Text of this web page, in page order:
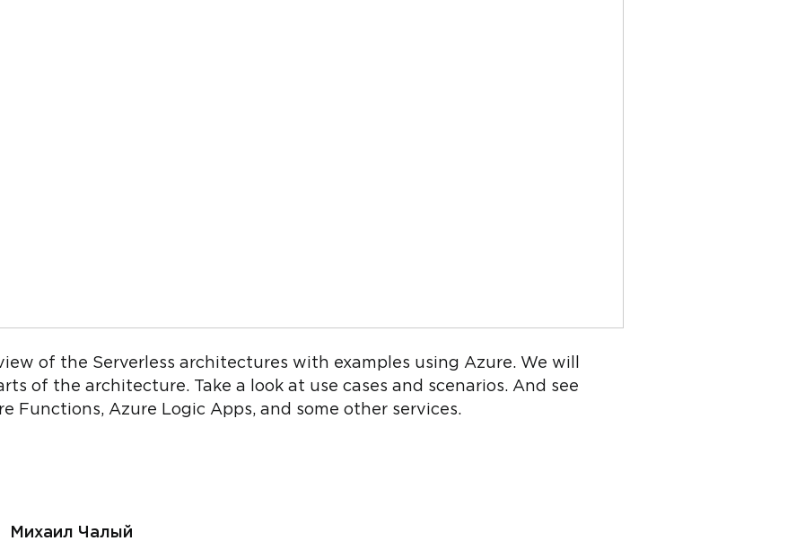
of the Serverless architectures with examples using Azure. We will
of the architecture. Take a look at use cases and scenarios. And see
Functions, Azure Logic Apps, and some other services.
Михаил Чалый